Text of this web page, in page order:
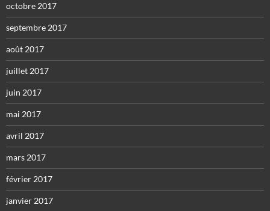
octobre 2017
septembre 2017
août 2017
juillet 2017
juin 2017
mai 2017
avril 2017
mars 2017
février 2017
janvier 2017